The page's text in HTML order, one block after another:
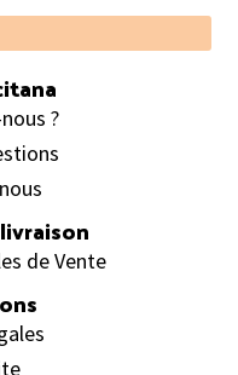
?
de Vente